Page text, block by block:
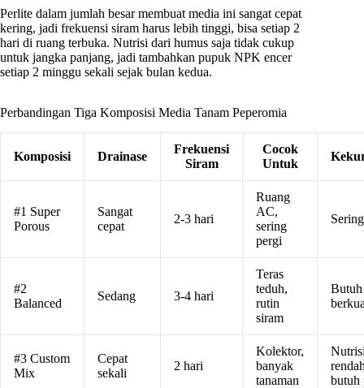
Perlite dalam jumlah besar membuat media ini sangat cepat
kering, jadi frekuensi siram harus lebih tinggi, bisa setiap 2
hari di ruang terbuka. Nutrisi dari humus saja tidak cukup
untuk jangka panjang, jadi tambahkan pupuk NPK encer
setiap 2 minggu sekali sejak bulan kedua.
Perbandingan Tiga Komposisi Media Tanam Peperomia
Komposisi Drainase
Frekuensi
Siram
Cocok
Untuk
#1 Super
Porous
Sangat
cepat
2-3 hari
Ruang
AC,
sering
pergi
#2
Balanced
Sedang 3-4 hari
Teras
teduh,
rutin
siram
#3 Custom
Mix
Cepat
sekali
2 hari
Kolektor,
banyak
tanaman
butuh